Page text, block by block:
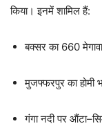
किया। इनमें शामिल हैं:
बक्सर का 660
मुजफ्फरपुर का होमी
गंगा नदी पर